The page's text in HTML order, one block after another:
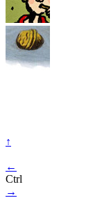
↑
←
Ctrl
→